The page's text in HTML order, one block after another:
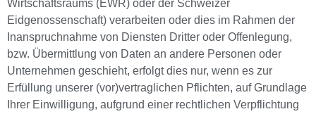
Wirtschaftsraums (EWR) oder der Schweizer
Eidgenossenschaft) verarbeiten oder dies im Rahmen der
Inanspruchnahme von Diensten Dritter oder Offenlegung,
bzw. Übermittlung von Daten an andere Personen oder
Unternehmen geschieht, erfolgt dies nur, wenn es zur
Erfüllung unserer (vor)vertraglichen Pflichten, auf Grundlage
Ihrer Einwilligung, aufgrund einer rechtlichen Verpflichtung